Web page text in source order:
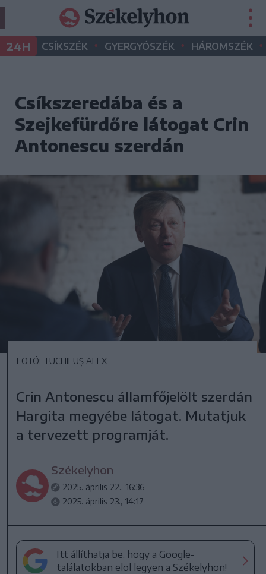
24H CSÍKSZÉK • GYERGYÓSZÉK • HÁROMSZÉK •
Csíkszeredába és a
Szejkefürdőre látogat Crin
Antonescu szerdán
FOTÓ: TUCHILUȘ ALEX
Crin Antonescu államfőjelölt szerdán
Hargita megyébe látogat. Mutatjuk
a tervezett programját.
Székelyhon
2025. április 22., 16:36
2025. április 23., 14:17
Itt állíthatja be, hogy a Google-
találatokban elöl legyen a Székelyhon!